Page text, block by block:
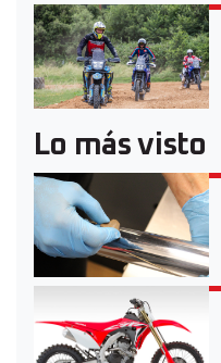
Lo más visto